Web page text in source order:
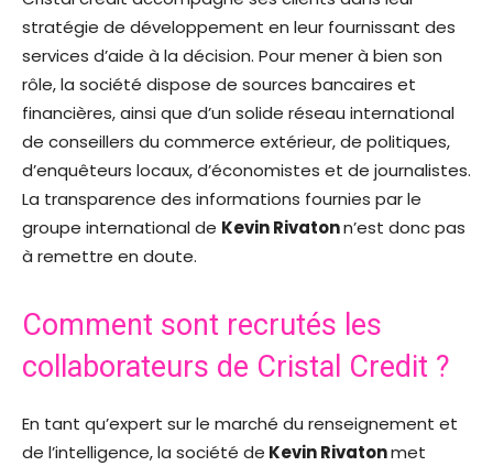
stratégie de développement en leur fournissant des
services d’aide à la décision. Pour mener à bien son
rôle, la société dispose de sources bancaires et
financières, ainsi que d’un solide réseau international
de conseillers du commerce extérieur, de politiques,
d’enquêteurs locaux, d’économistes et de journalistes.
La transparence des informations fournies par le
groupe international de Kevin Rivatonn’est donc pas
à remettre en doute.
Comment sont recrutés les
collaborateurs de Cristal Credit ?
En tant qu’expert sur le marché du renseignement et
de l’intelligence, la société de Kevin Rivatonmet